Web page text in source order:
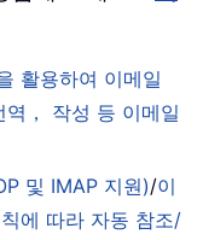
활용하여 이메일
， 작성 등 이메일
및 IMAP 지원)/이
에 따라 자동 참조/